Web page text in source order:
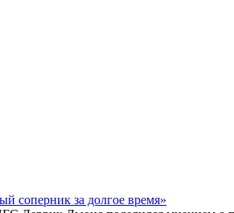
соперник за долгое время»